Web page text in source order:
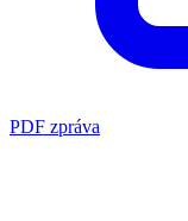
PDF zpráva